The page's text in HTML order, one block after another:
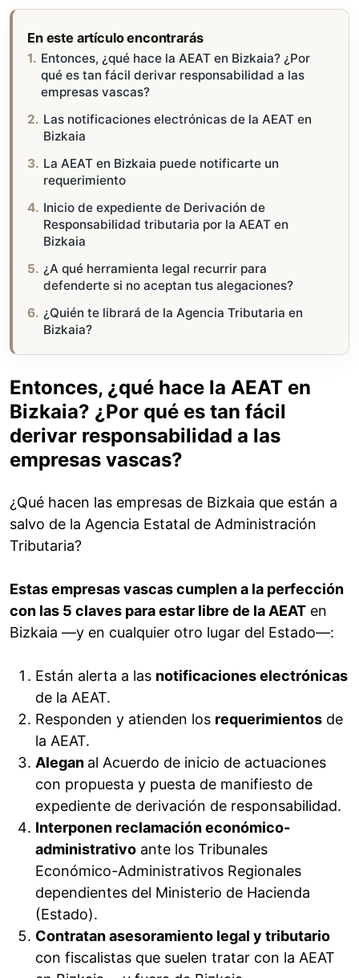
En este artículo encontrarás
Entonces, ¿qué hace la AEAT en Bizkaia? ¿Por
qué es tan fácil derivar responsabilidad a las
empresas vascas?
Las notificaciones electrónicas de la AEAT en
Bizkaia
La AEAT en Bizkaia puede notificarte un
requerimiento
Inicio de expediente de Derivación de
Responsabilidad tributaria por la AEAT en
Bizkaia
¿A qué herramienta legal recurrir para
defenderte si no aceptan tus alegaciones?
¿Quién te librará de la Agencia Tributaria en
Bizkaia?
Entonces, ¿qué hace la AEAT en
Bizkaia? ¿Por qué es tan fácil
derivar responsabilidad a las
empresas vascas?
¿Qué hacen las empresas de Bizkaia que están a
salvo de la Agencia Estatal de Administración
Tributaria?
Estas empresas vascas cumplen a la perfección
con las 5 claves para estar libre de la AEAT en
Bizkaia —y en cualquier otro lugar del Estado—:
Están alerta a las notificaciones electrónicas
de la AEAT.
Responden y atienden los requerimientos de
la AEAT.
Alegan al Acuerdo de inicio de actuaciones
con propuesta y puesta de manifiesto de
expediente de derivación de responsabilidad.
Interponen reclamación económico-
administrativo ante los Tribunales
Económico-Administrativos Regionales
dependientes del Ministerio de Hacienda
(Estado).
Contratan asesoramiento legal y tributario
con fiscalistas que suelen tratar con la AEAT